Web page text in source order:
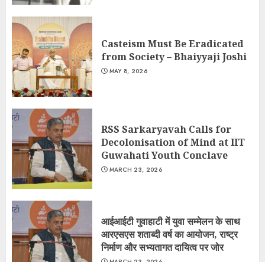
Casteism Must Be Eradicated
from Society – Bhaiyyaji Joshi
MAY 8, 2026
RSS Sarkaryavah Calls for
Decolonisation of Mind at IIT
Guwahati Youth Conclave
MARCH 23, 2026
आईआईटी गुवाहाटी में युवा सम्मेलन के साथ
आरएसएस शताब्दी वर्ष का आयोजन, राष्ट्र
निर्माण और सभ्यतागत दायित्व पर जोर